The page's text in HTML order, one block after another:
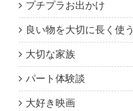
プチプラお出かけ
良い物を大切に長く使う
大切な家族
パート体験談
大好き映画